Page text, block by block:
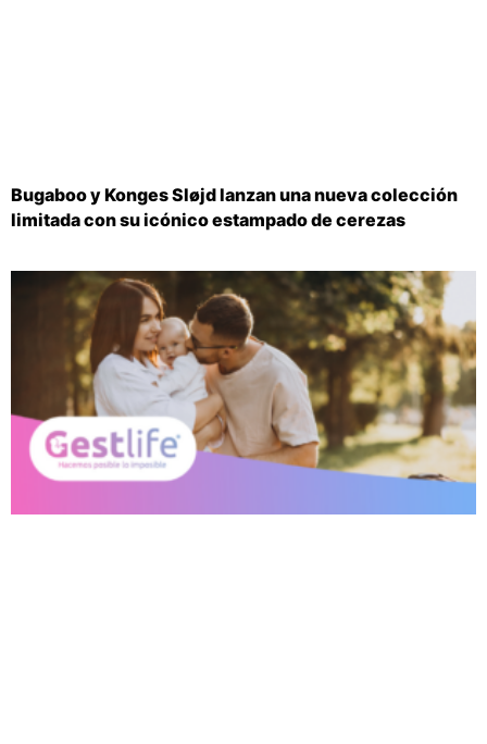
Bugaboo y Konges Sløjd lanzan una nueva colección
limitada con su icónico estampado de cerezas